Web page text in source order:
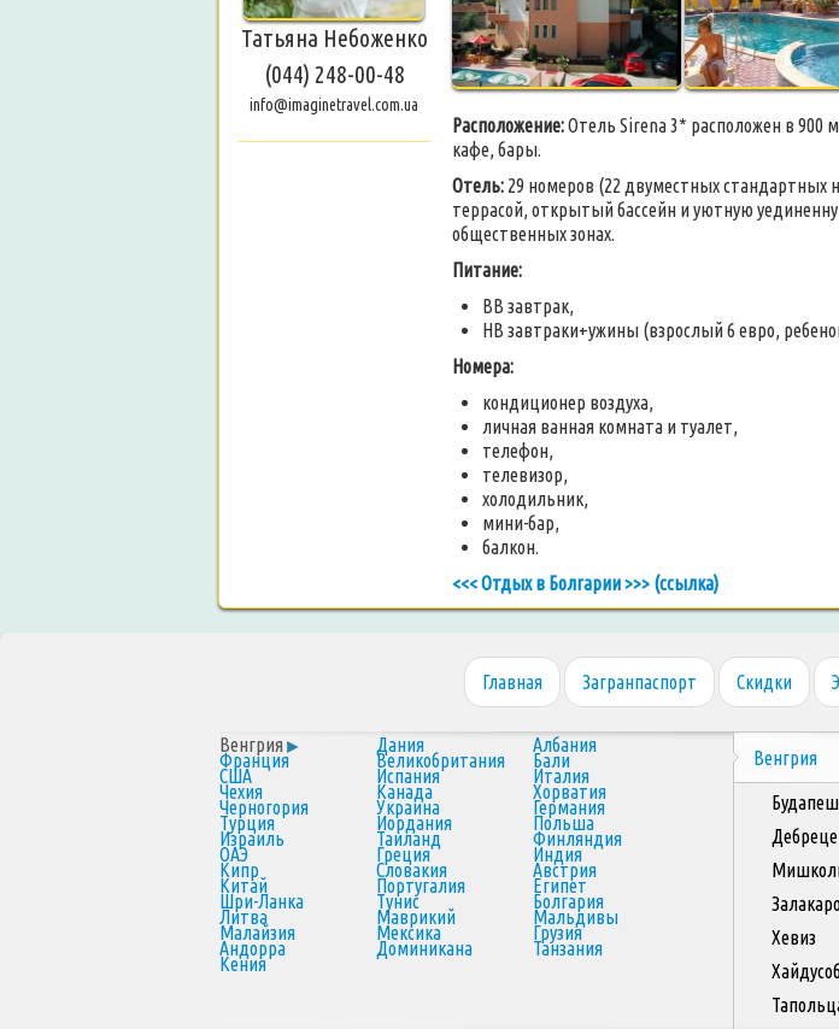
Татьяна Небоженко
(044) 248-00-48
info@imaginetravel.com.ua
Расположение:Отель Sirena 3* расположен в 900
кафе, бары.
Отель: 29 номеров (22 двуместных стандартных
террасой, открытый бассейн и уютную
общественных зонах.
Питание:
BB завтрак,
HB завтраки+ужины (взрослый 6 евро,
Номера:
кондиционер воздуха,
личная ванная комната и туалет,
телефон,
телевизор,
холодильник,
мини-бар,
балкон.
<<< Отдых в Болгарии >>> (ссылка)
Главная Загранпаспорт Скидки
Венгрия Дания Албания
Франция Великобритания Бали
США Испания Италия
Чехия Канада Хорватия
Черногория Украина Германия
Турция Иордания Польша
Израиль Таиланд Финляндия
ОАЭ Греция Индия
Кипр Словакия Австрия
Китай Португалия Египет
Шри-Ланка Тунис Болгария
Литва Маврикий Мальдивы
Малайзия Мексика Грузия
Андорра Доминикана Танзания
Кения
Венгрия
Хевиз